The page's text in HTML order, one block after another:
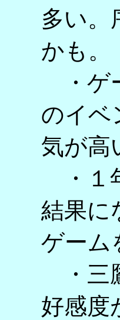
多い。
かも。
・ゲ
のイベ
気が高
・１
結果に
ゲーム
・三
好感度